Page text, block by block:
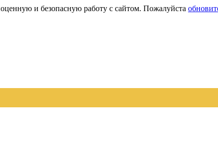
и безопасную работу с сайтом. Пожалуйста